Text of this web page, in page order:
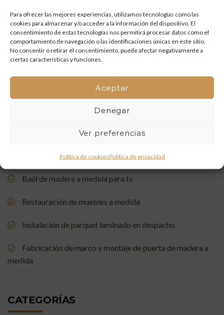
Para ofrecer las mejores experiencias, utilizamos tecnologías como las
cookies para almacenar y/o acceder a la información del dispositivo. El
consentimiento de estas tecnologías nos permitirá procesar datos como el
comportamiento de navegación o las identificaciones únicas en este sitio.
No consentir o retirar el consentimiento, puede afectar negativamente a
ciertas características y funciones.
Aceptar
Denegar
Ver preferencias
Política de cookiesPolítica de privacidad
Mueble de baño a medida con acabado en nogal
Un rincón de estudio único: restauración y carpintería a
medida
Restauración de una Capelleta de Visita Domiciliaria: Un
Vínculo con la Tradición
Puerta de entrada a medida, de madera de pino suecia
Baúl de madera a medida para tv
Restauración de muebles a medida
Instalación de parquet laminado en despacho
Fabricación de marco y montaje de puerta de madera a
medida
CATEGORÍAS